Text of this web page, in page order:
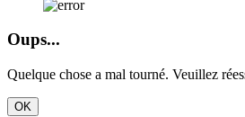
Oups...
Quelque chose a mal tourné. Veuillez
OK